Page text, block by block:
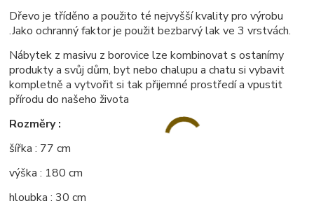
Dřevo je tříděno a použito té nejvyšší kvality pro výrobu
.Jako ochranný faktor je použit bezbarvý lak ve 3 vrstvách.
Nábytek z masivu z borovice lze kombinovat s ostanímy
produkty a svůj dům, byt nebo chalupu a chatu si vybavit
kompletně a vytvořit si tak přijemné prostředí a vpustit
přírodu do našeho života
Rozměry :
šířka : 77 cm
výška : 180 cm
hloubka : 30 cm